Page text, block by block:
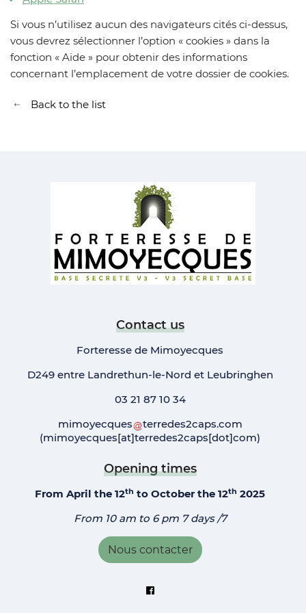
Si vous n’utilisez aucun des navigateurs cités ci-dessus,
vous devrez sélectionner l’option « cookies » dans la
fonction « Aide » pour obtenir des informations
concernant l’emplacement de votre dossier de cookies.
Retour à la liste
Back to the list
Contact us
Forteresse de Mimoyecques
D249 entre Landrethun-le-Nord et Leubringhen
03 21 87 10 34
mimoyecques
terredes2caps.com
(mimoyecques[at]terredes2caps[dot]com)
Opening times
From April the 12th to October the 12th 2025
From 10 am to 6 pm 7 days /7
Nous contacter